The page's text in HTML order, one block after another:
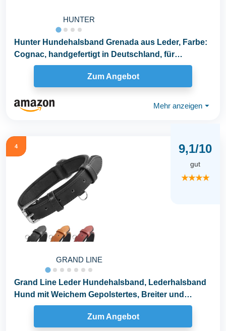
HUNTER
Hunter Hundehalsband Grenada aus Leder, Farbe:
Cognac, handgefertigt in Deutschland, für
Training...
Zum Angebot
Mehr anzeigen ⏷
4
GRAND LINE
9,1/10
gut
★★★★
Grand Line Leder Hundehalsband, Lederhalsband
Hund mit Weichem Gepolstertes, Breiter und
Dicker...
Zum Angebot